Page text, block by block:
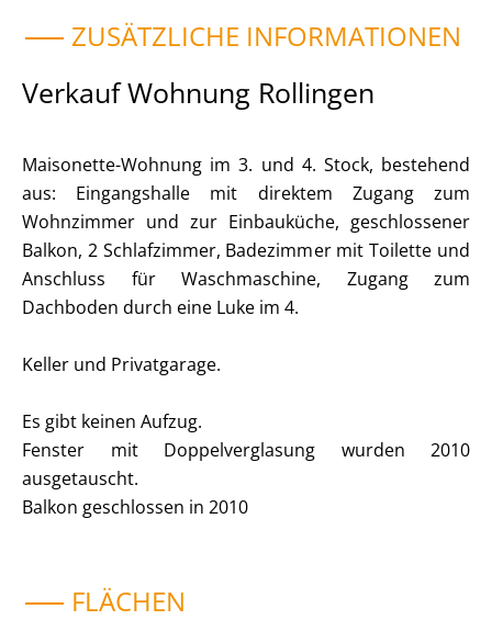
ZUSÄTZLICHE INFORMATIONEN
Verkauf Wohnung Rollingen
Maisonette-Wohnung im 3. und 4. Stock, bestehend
aus: Eingangshalle mit direktem Zugang zum
Wohnzimmer und zur Einbauküche, geschlossener
Balkon, 2 Schlafzimmer, Badezimmer mit Toilette und
Anschluss für Waschmaschine, Zugang zum
Dachboden durch eine Luke im 4.
Keller und Privatgarage.
Es gibt keinen Aufzug.
Fenster mit Doppelverglasung wurden 2010
ausgetauscht.
Balkon geschlossen in 2010
FLÄCHEN